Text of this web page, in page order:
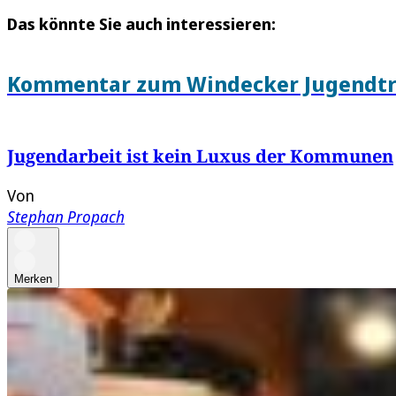
Das könnte Sie auch interessieren:
Kommentar zum Windecker
Jugendarbeit ist kein Luxus der Kommunen
Von
Stephan Propach
Merken